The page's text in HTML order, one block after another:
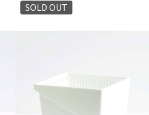
SOLD OUT